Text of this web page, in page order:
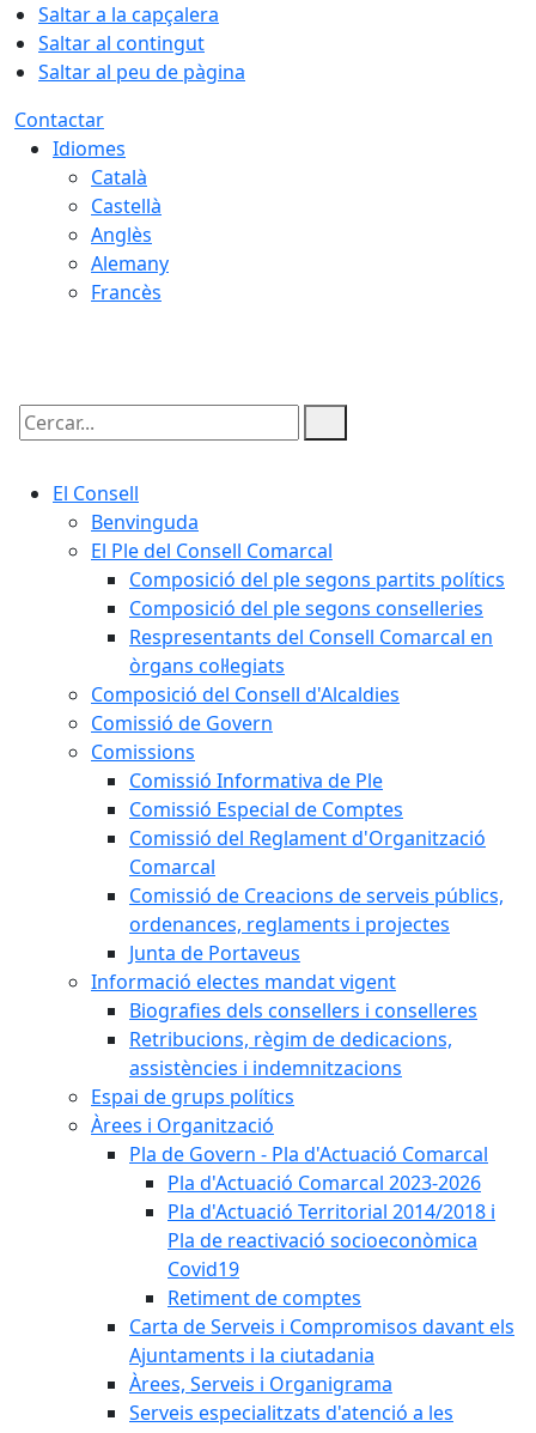
Saltar a la capçalera
Saltar al contingut
Saltar al peu de pàgina
Contactar
Idiomes
Català
Castellà
Anglès
Alemany
Francès
Cercar:
El Consell
Benvinguda
El Ple del Consell Comarcal
Composició del ple segons partits polítics
Composició del ple segons conselleries
Respresentants del Consell Comarcal en
òrgans col·legiats
Composició del Consell d'Alcaldies
Comissió de Govern
Comissions
Comissió Informativa de Ple
Comissió Especial de Comptes
Comissió del Reglament d'Organització
Comarcal
Comissió de Creacions de serveis públics,
ordenances, reglaments i projectes
Junta de Portaveus
Informació electes mandat vigent
Biografies dels consellers i conselleres
Retribucions, règim de dedicacions,
assistències i indemnitzacions
Espai de grups polítics
Àrees i Organització
Pla de Govern - Pla d'Actuació Comarcal
Pla d'Actuació Comarcal 2023-2026
Pla d'Actuació Territorial 2014/2018 i
Pla de reactivació socioeconòmica
Covid19
Retiment de comptes
Carta de Serveis i Compromisos davant els
Ajuntaments i la ciutadania
Àrees, Serveis i Organigrama
Serveis especialitzats d'atenció a les